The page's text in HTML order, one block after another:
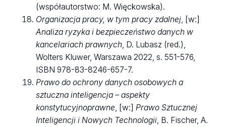
(współautorstwo: M. Więckowska).
Organizacja pracy, w tym pracy zdalnej, [w:]
Analiza ryzyka i bezpieczeństwo danych w
kancelariach prawnych, D. Lubasz (red.),
Wolters Kluwer, Warszawa 2022, s. 551-576,
ISBN 978-83-8246-657-7.
Prawo do ochrony danych osobowych a
sztuczna inteligencja – aspekty
konstytucyjnoprawne, [w:]Prawo Sztucznej
Inteligencji i Nowych Technologii, B. Fischer, A.